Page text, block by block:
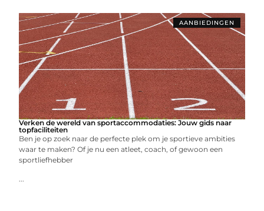
AANBIEDINGEN
Verken de wereld van sportaccommodaties: Jouw gids naar
topfaciliteiten
Ben je op zoek naar de perfecte plek om je sportieve ambities
waar te maken? Of je nu een atleet, coach, of gewoon een
sportliefhebber
...